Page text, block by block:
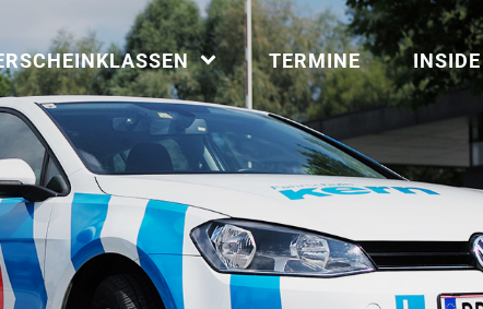
TERMINE INSIDE